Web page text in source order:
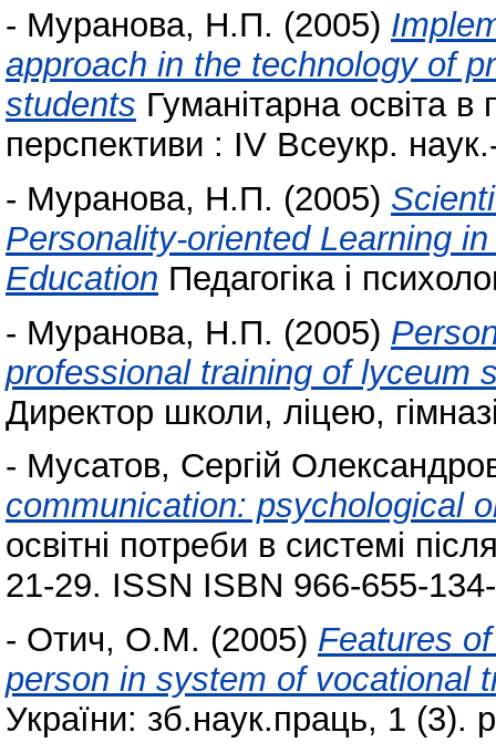
- Муранова, Н.П. (2005)
approach in the technology of
students Гуманітарна освіта
перспективи : IV Всеукр.
- Муранова, Н.П. (2005)
Personality-oriented Learning
Education Педагогіка і
- Муранова, Н.П. (2005)
professional training of lyceum
Директор школи, ліцею,
- Мусатов, Сергій
communication: psychological
освітні потреби в системі
21-29. ISSN ISBN 966-655-
- Отич, О.М. (2005) Features
person in system of vocational
України: зб.наук.праць, 1 (3).